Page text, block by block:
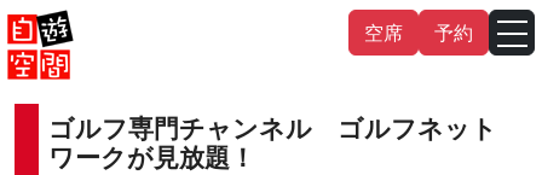
Skip
to
content
空席 予約
ゴルフ専門チャンネル ゴルフネット
ワークが見放題！
English 中文（繁 體 ） 中文（简 体 ）